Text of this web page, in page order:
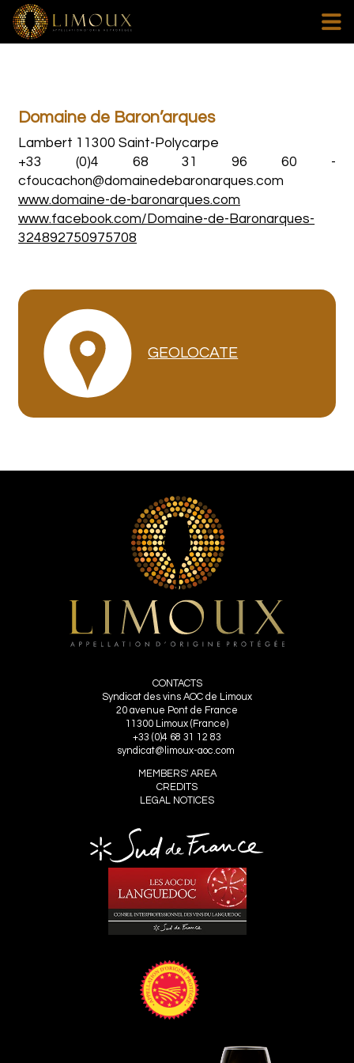
Domaine de Baron’arques
Lambert 11300 Saint-Polycarpe
+33 (0)4 68 31 96 60 -
cfoucachon@domainedebaronarques.com
www.domaine-de-baronarques.com
www.facebook.com/Domaine-de-Baronarques-
324892750975708
GEOLOCATE
CONTACTS
Syndicat des vins AOC de Limoux
20 avenue Pont de France
11300 Limoux (France)
+33 (0)4 68 31 12 83
syndicat@limoux-aoc.com
MEMBERS' AREA
CREDITS
LEGAL NOTICES